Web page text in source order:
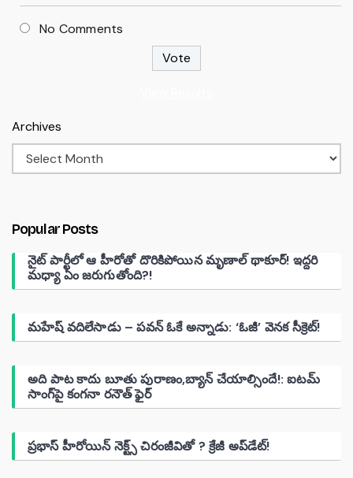
No Comments
Archives
Popular Posts
నైట్ పార్టీలో ఆ హీరోతో దొరికిపోయిన మృణాల్ థాకూర్! ఇద్దరి
మధ్యా ఏం జరుగుతోంది?!
మహేష్ వదిలేసాడు – పవన్ ఓకే అన్నాడు: ‘ఓజీ’ వెనక సీక్రెట్!
అది పాట కాదు బూతు పురాణం,బ్యాన్ చేయాల్సిందే!: ఐటమ్
సాంగ్‌పై కంగనా రనౌత్ ఫైర్
ప్రభాస్ హీరోయిన్ నెక్ట్స్ చిరంజీవితో ? క్రేజీ అప్‌డేట్!